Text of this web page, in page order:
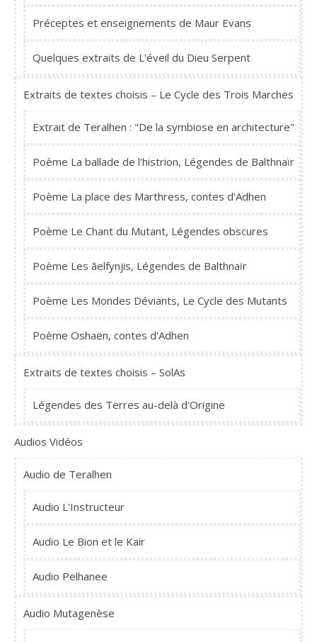
Préceptes et enseignements de Maur Evans
Quelques extraits de L'éveil du Dieu Serpent
Extraits de textes choisis – Le Cycle des Trois Marches
Extrait de Teralhen : "De la symbiose en architecture"
Poème La ballade de l'histrion, Légendes de Balthnaïr
Poème La place des Marthress, contes d'Adhen
Poème Le Chant du Mutant, Légendes obscures
Poème Les ãelfynjis, Légendes de Balthnaïr
Poème Les Mondes Déviants, Le Cycle des Mutants
Poème Oshaën, contes d'Adhen
Extraits de textes choisis – SolAs
Légendes des Terres au-delà d'Origine
Audios Vidéos
Audio de Teralhen
Audio L'Instructeur
Audio Le Bion et le Kair
Audio Pelhanee
Audio Mutagenèse